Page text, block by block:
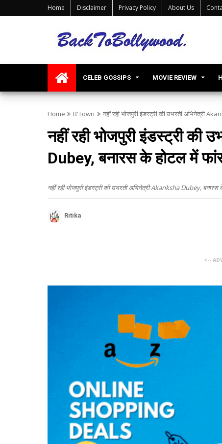
Home Disclaimer Privacy Policy About Us
CELEB GOSSIPS MOVIE REVIEW
Home B'Town नहीं रही भोजपुरी इंडस्ट्री की उभरती अभिनेत्री
नहीं रही भोजपुरी इंडस्ट्री की
Dubey, बनारस के होटल में
नहीं रही भोजपुरी इंडस्ट्री की उभरती अभिनेत्री Akanksha Dubey,
Ritika
<--